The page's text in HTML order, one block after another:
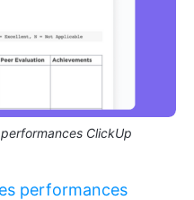
ClickUp
performances